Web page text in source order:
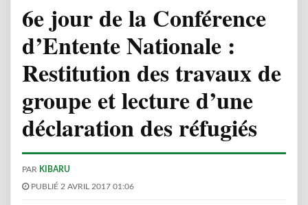
6e jour de la Conférence
d’Entente Nationale :
Restitution des travaux de
groupe et lecture d’une
déclaration des réfugiés
PAR KIBARU
PUBLIÉ 2 AVRIL 2017 01:06